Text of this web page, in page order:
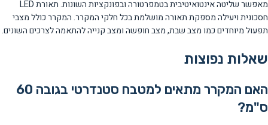
מאפשר שליטה אינטואיטיבית בטמפרטורה ובפונקציות השונות. תאורת LED
חסכונית ויעילה מספקת תאורה מושלמת בכל חלקי המקרר. המקרר כולל מצבי
תפעול מיוחדים כמו מצב שבת, מצב חופשה ומצב קנייה להתאמה לצרכים השונים.
שאלות נפוצות
האם המקרר מתאים למטבח סטנדרטי בגובה 60
ס"מ?